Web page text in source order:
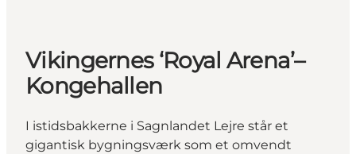
Vikingernes ‘Royal Arena’–
Kongehallen
I istidsbakkerne i Sagnlandet Lejre står et
gigantisk bygningsværk som et omvendt